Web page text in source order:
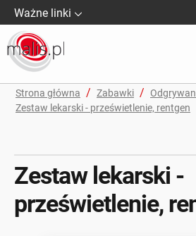
Ważne linki
Strona główna / Zabawki /
Zestaw lekarski - prześwietlenie, rentgen
Zestaw lekarski -
prześwietlenie,